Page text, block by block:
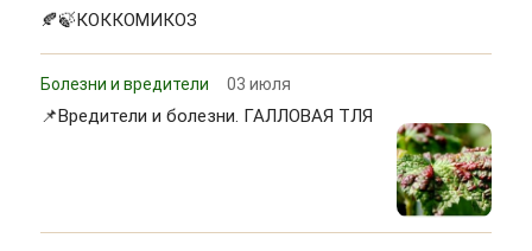
🍂🍃КОККОМИКОЗ
Болезни и вредители 03 июля
📌Вредители и болезни. ГАЛЛОВАЯ ТЛЯ